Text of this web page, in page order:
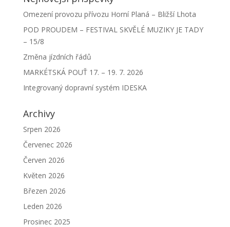
Omezení provozu přívozu Horní Planá – Bližší Lhota
POD PROUDEM – FESTIVAL SKVĚLÉ MUZIKY JE TADY
– 15/8
Změna jízdních řádů
MARKÉTSKÁ POUŤ 17. – 19. 7. 2026
Integrovaný dopravní systém IDESKA
Archivy
Srpen 2026
Červenec 2026
Červen 2026
Květen 2026
Březen 2026
Leden 2026
Prosinec 2025